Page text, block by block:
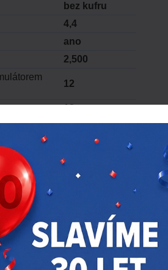
bez kufru
4,4
ano
2,500
12
0
2500/ 1500/
1000
M18™